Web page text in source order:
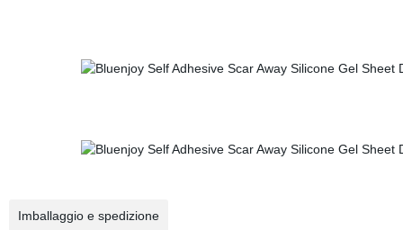
Imballaggio e spedizione